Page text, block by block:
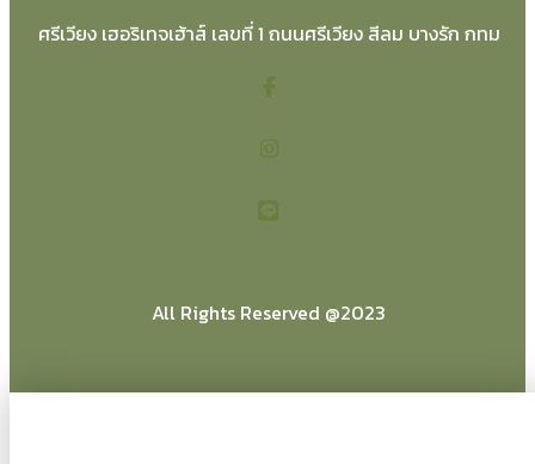
ศรีเวียง เฮอริเทจเฮ้าส์ เลขที่ 1 ถนนศรีเวียง สีลม บางรัก กทม
All Rights Reserved @2023